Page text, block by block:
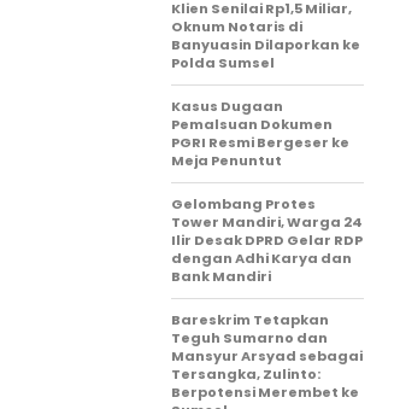
Klien Senilai Rp1,5 Miliar,
Oknum Notaris di
Banyuasin Dilaporkan ke
Polda Sumsel ‎
Kasus Dugaan
Pemalsuan Dokumen
PGRI Resmi Bergeser ke
Meja Penuntut
Gelombang Protes
Tower Mandiri, Warga 24
Ilir Desak DPRD Gelar RDP
dengan Adhi Karya dan
Bank Mandiri
Bareskrim Tetapkan
Teguh Sumarno dan
Mansyur Arsyad sebagai
Tersangka, Zulinto:
Berpotensi Merembet ke